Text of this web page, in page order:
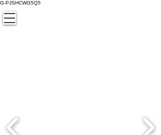
G-PJSHCWG5Q5